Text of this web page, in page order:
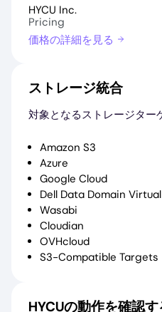
HYCU Inc.
Pricing
価格の詳細を見る
ストレージ統合
対象となるストレージター
Amazon S3
Azure
Google Cloud
Dell Data Domain
Wasabi
Cloudian
OVHcloud
S3-Compatible Targets
HYCUの動作を確認す